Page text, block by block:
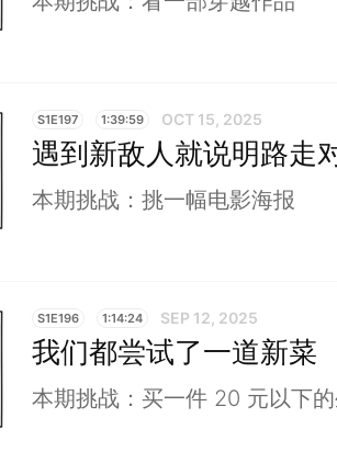
S1E197 1:39:59 OCT 15, 2025
遇到新敌人就说明路走
本期挑战：挑一幅电影海报
S1E196 1:14:24 SEP 12, 2025
我们都尝试了一道新菜
本期挑战：买一件 20 元以下